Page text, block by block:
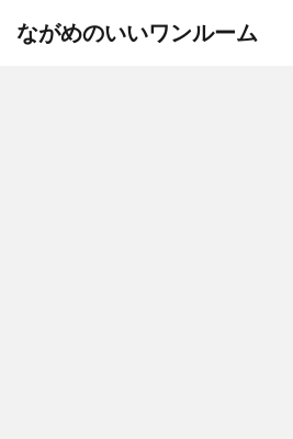
ながめのいいワンルーム